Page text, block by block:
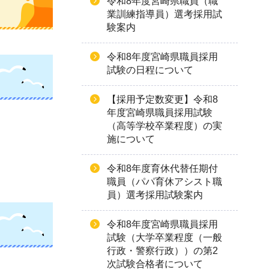
業訓練指導員）選考採用試
験案内
令和8年度宮崎県職員採用
試験の日程について
【採用予定数変更】令和8
年度宮崎県職員採用試験
（高等学校卒業程度）の実
施について
令和8年度育休代替任期付
職員（パパ育休アシスト職
員）選考採用試験案内
令和8年度宮崎県職員採用
試験（大学卒業程度（一般
行政・警察行政））の第2
次試験合格者について